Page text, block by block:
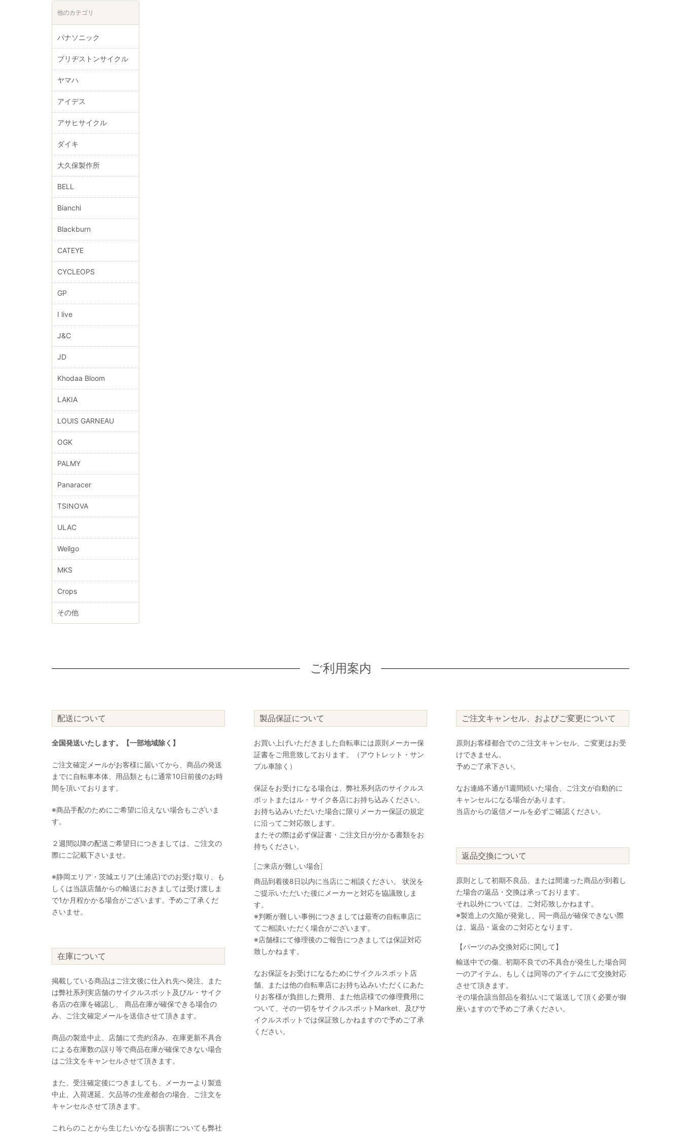
他のカテゴリ
パナソニック
ブリヂストンサイクル
ヤマハ
アイデス
アサヒサイクル
ダイキ
大久保製作所
BELL
Bianchi
Blackburn
CATEYE
CYCLEOPS
GP
I live
J&C
JD
Khodaa Bloom
LAKIA
LOUIS GARNEAU
OGK
PALMY
Panaracer
TSINOVA
ULAC
Wellgo
MKS
Crops
その他
ご利用案内
配送について
全国発送いたします。【一部地域除く】
ご注文確定メールがお客様に届いてから、商品の発送
までに自転車本体、用品類ともに通常10日前後のお時
間を頂いております。
※商品手配のためにご希望に沿えない場合もございま
す。
２週間以降の配送ご希望日につきましては、ご注文の
際にご記載下さいませ。
※静岡エリア・茨城エリア(土浦店)でのお受け取り、も
しくは当該店舗からの輸送におきましては受け渡しま
で1か月程かかる場合がございます。予めご了承くだ
さいませ。
在庫について
掲載している商品はご注文後に仕入れ先へ発注、また
は弊社系列実店舗のサイクルスポット及びル・サイク
各店の在庫を確認し、 商品在庫が確保できる場合の
み、ご注文確定メールを送信させて頂きます。
商品の製造中止、店舗にて売約済み、在庫更新不具合
による在庫数の誤り等で商品在庫が確保できない場合
はご注文をキャンセルさせて頂きます。
また、受注確定後につきましても、メーカーより製造
中止、入荷遅延、欠品等の生産都合の場合、ご注文を
キャンセルさせて頂きます。
これらのことから生じたいかなる損害についても弊社
製品保証について
お買い上げいただきました自転車には原則メーカー保
証書をご用意致しております。（アウトレット・サン
プル車除く）
保証をお受けになる場合は、弊社系列店のサイクルス
ポットまたはル・サイク各店にお持ち込みください。
お持ち込みいただいた場合に限りメーカー保証の規定
に沿ってご対応致します。
またその際は必ず保証書・ご注文日が分かる書類をお
持ちください。
[ご来店が難しい場合]
商品到着後8日以内に当店にご相談ください。 状況を
ご提示いただいた後にメーカーと対応を協議致しま
す。
※判断が難しい事例につきましては最寄の自転車店に
てご相談いただく場合がございます。
※店舗様にて修理後のご報告につきましては保証対応
致しかねます。
なお保証をお受けになるためにサイクルスポット店
舗、または他の自転車店にお持ち込みいただくにあた
りお客様が負担した費用、また他店様での修理費用に
ついて、その一切をサイクルスポットMarket、及びサ
イクルスポットでは保証致しかねますので予めご了承
ください。
ご注文キャンセル、およびご変更について
原則お客様都合でのご注文キャンセル、ご変更はお受
けできません。
予めご了承下さい。
なお連絡不通が1週間続いた場合、ご注文が自動的に
キャンセルになる場合があります。
当店からの返信メールを必ずご確認ください。
返品交換について
原則として初期不良品、または間違った商品が到着し
た場合の返品・交換は承っております。
それ以外については、ご対応致しかねます。
※製造上の欠陥が発覚し、同一商品が確保できない際
は、返品・返金のご対応となります。
【パーツのみ交換対応に関して】
輸送中での傷、初期不良での不具合が発生した場合同
一のアイテム、もしくは同等のアイテムにて交換対応
させて頂きます。
その場合該当部品を着払いにて返送して頂く必要が御
座いますので予めご了承ください。